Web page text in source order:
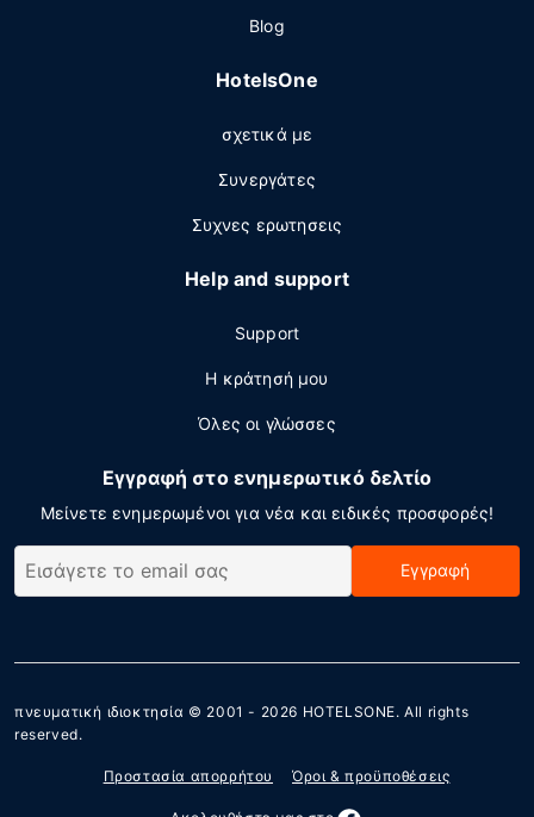
Blog
HotelsOne
σχετικά με
Συνεργάτες
Συχνες ερωτησεις
Help and support
Support
Η κράτησή μου
Όλες οι γλώσσες
Εγγραφή στο ενημερωτικό δελτίο
Μείνετε ενημερωμένοι για νέα και ειδικές προσφορές!
Εγγραφή
πνευματική ιδιοκτησία © 2001 - 2026 HOTELSONE. All rights
reserved.
Προστασία απορρήτου Όροι & προϋποθέσεις